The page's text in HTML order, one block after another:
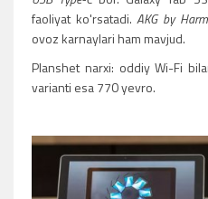
faoliyat ko'rsatadi.AKG by
ovoz karnaylari ham mavjud.
Planshet narxi: oddiy Wi-Fi
varianti esa 770 yevro.